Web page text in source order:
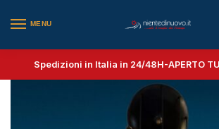
MENU
Spedizioni in Italia in 24/48H-APERTO